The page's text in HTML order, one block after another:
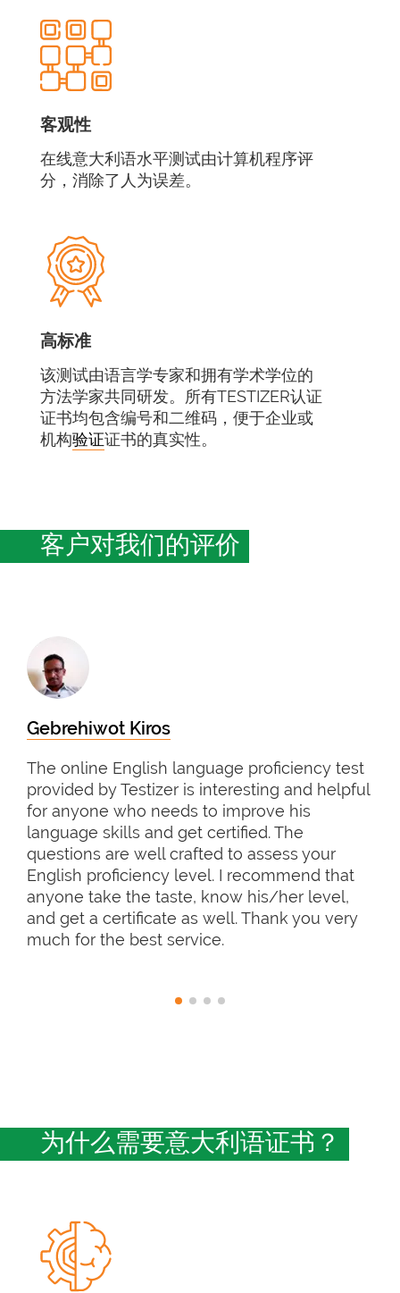
客观性
在线意大利语水平测试由计算机程序评
分，消除了人为误差。
高标准
该测试由语言学专家和拥有学术学位的
方法学家共同研发。所有TESTIZER认证
证书均包含编号和二维码，便于企业或
机构验证证书的真实性。
客户对我们的评价
Gebrehiwot Kiros
The online English language proficiency test
provided by Testizer is interesting and helpful
for anyone who needs to improve his
language skills and get certified. The
questions are well crafted to assess your
English proficiency level. I recommend that
anyone take the taste, know his/her level,
and get a certificate as well. Thank you very
much for the best service.
为什么需要意大利语证书？